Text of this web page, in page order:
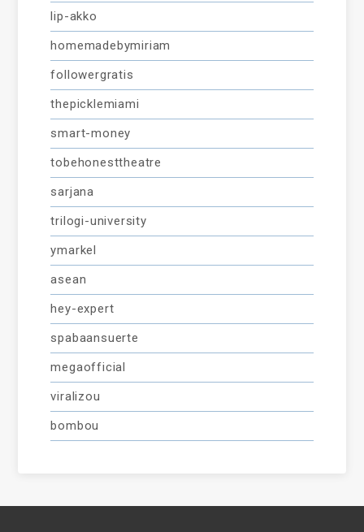
lip-akko
homemadebymiriam
followergratis
thepicklemiami
smart-money
tobehonesttheatre
sarjana
trilogi-university
ymarkel
asean
hey-expert
spabaansuerte
megaofficial
viralizou
bombou